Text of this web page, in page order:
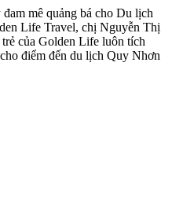
mê quảng bá cho Du lịch
Life Travel, chị Nguyễn Thị
của Golden Life luôn tích
điểm đến du lịch Quy Nhơn